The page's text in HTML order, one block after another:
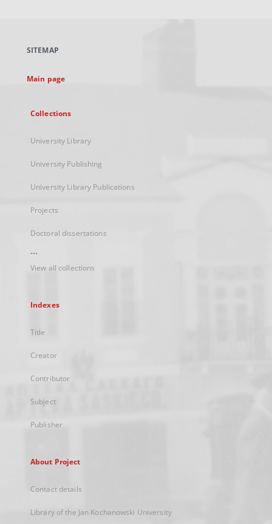
new
SITEMAP
Main page
Collections
University Library
University Publishing
University Library Publications
Projects
Doctoral dissertations
...
View all collections
Indexes
Title
Creator
Contributor
Subject
Publisher
About Project
Contact details
Library of the Jan Kochanowski University